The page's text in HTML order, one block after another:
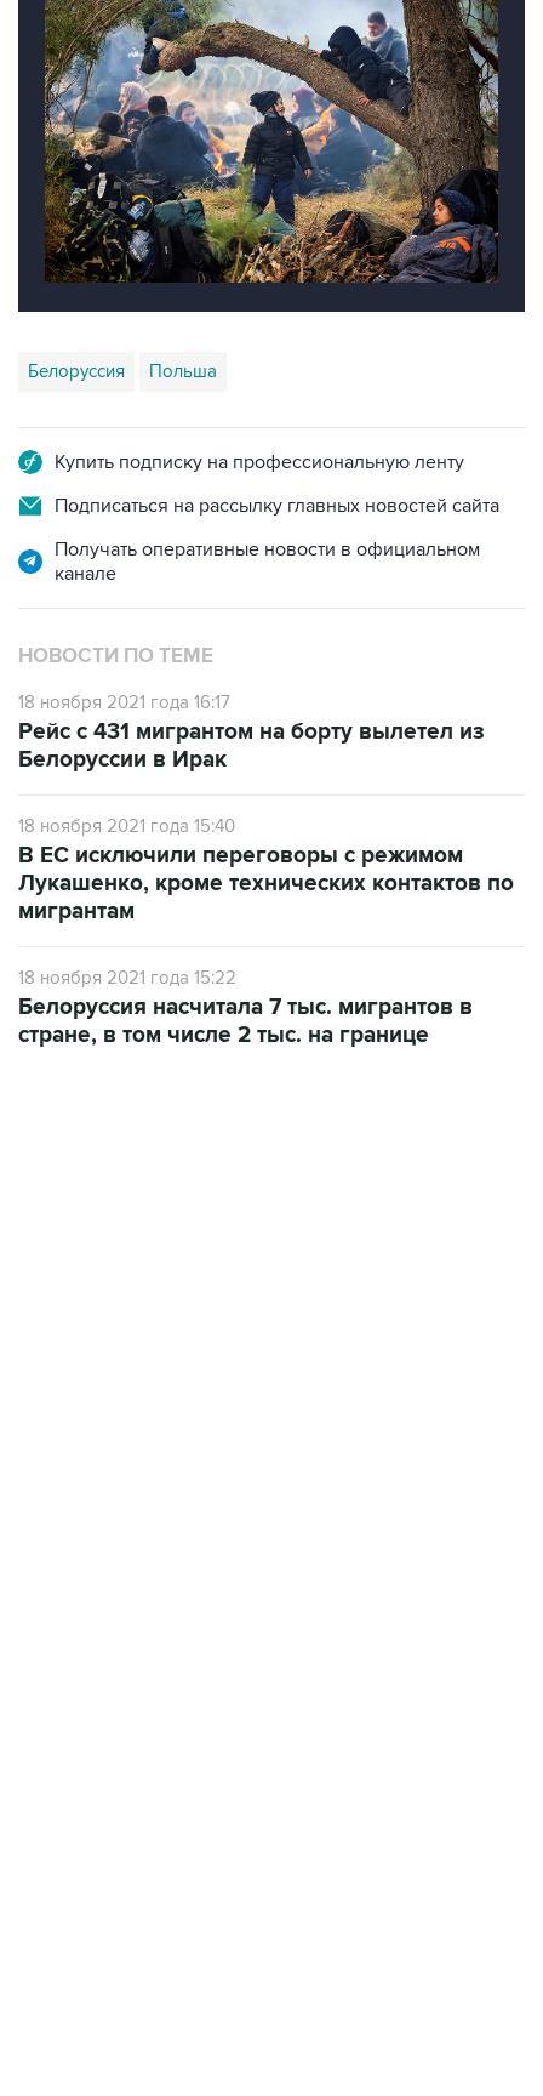
Белоруссия Польша
Купить подписку на профессиональную ленту
Подписаться на рассылку главных новостей сайта
Получать оперативные новости в официальном
канале
НОВОСТИ ПО ТЕМЕ
18 ноября 2021 года 16:17
Рейс с 431 мигрантом на борту вылетел из
Белоруссии в Ирак
18 ноября 2021 года 15:40
В ЕС исключили переговоры с режимом
Лукашенко, кроме технических контактов по
мигрантам
18 ноября 2021 года 15:22
Белоруссия насчитала 7 тыс. мигрантов в
стране, в том числе 2 тыс. на границе